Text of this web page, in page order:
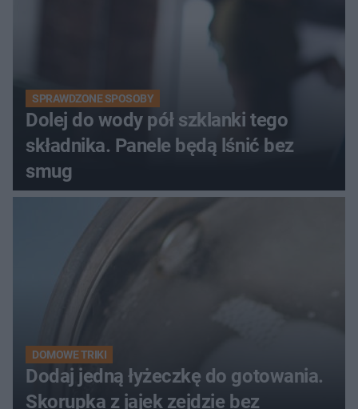
SPRAWDZONE SPOSOBY
Dolej do wody pół szklanki tego
składnika. Panele będą lśnić bez
smug
DOMOWE TRIKI
Dodaj jedną łyżeczkę do gotowania.
Skorupka z jajek zejdzie bez